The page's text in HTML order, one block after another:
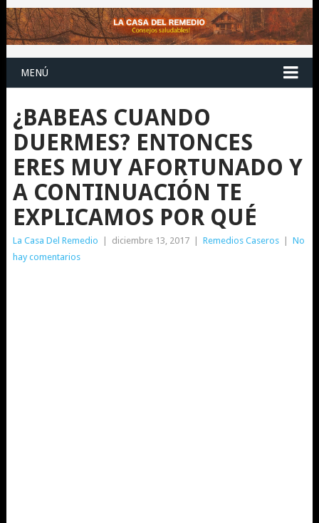
MENÚ
¿BABEAS CUANDO
DUERMES? ENTONCES
ERES MUY AFORTUNADO Y
A CONTINUACIÓN TE
EXPLICAMOS POR QUÉ
La Casa Del Remedio diciembre 13, 2017 Remedios Caseros
No
hay comentarios